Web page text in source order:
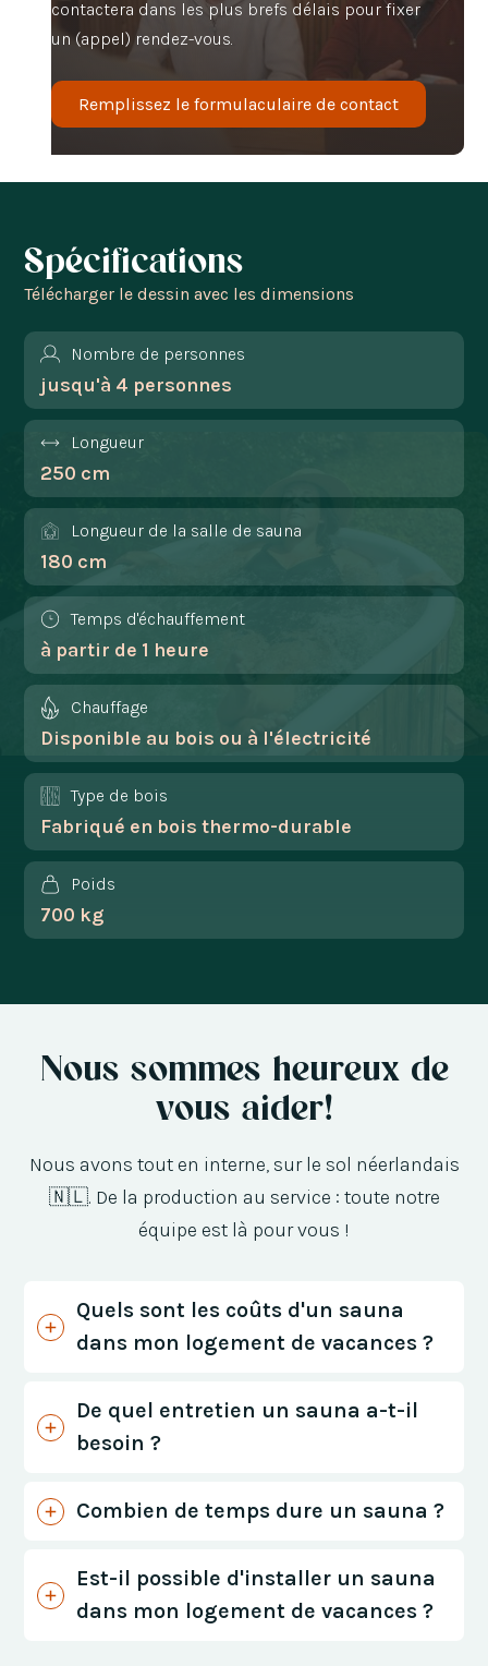
contactera dans les plus brefs délais pour fixer
un (appel) rendez-vous.
Remplissez le formulaculaire de contact
Spécifications
Télécharger le dessin avec les dimensions
Nombre de personnes
jusqu'à 4 personnes
Longueur
250 cm
Longueur de la salle de sauna
180 cm
Temps d'échauffement
à partir de 1 heure
Chauffage
Disponible au bois ou à l'électricité
Type de bois
Fabriqué en bois thermo-durable
Poids
700 kg
Nous sommes heureux de
vous aider!
Nous avons tout en interne, sur le sol néerlandais
🇳🇱. De la production au service : toute notre
équipe est là pour vous !
Quels sont les coûts d'un sauna
dans mon logement de vacances ?
De quel entretien un sauna a-t-il
besoin ?
Combien de temps dure un sauna ?
Est-il possible d'installer un sauna
dans mon logement de vacances ?